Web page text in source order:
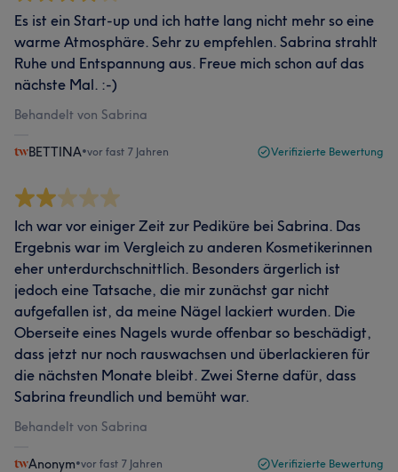
Es ist ein Start-up und ich hatte lang nicht mehr so eine
warme Atmosphäre. Sehr zu empfehlen. Sabrina strahlt
Ruhe und Entspannung aus. Freue mich schon auf das
nächste Mal. :-)
Behandelt von Sabrina
BETTINA•vor fast 7 Jahren Verifizierte Bewertung
Ich war vor einiger Zeit zur Pediküre bei Sabrina. Das
Ergebnis war im Vergleich zu anderen Kosmetikerinnen
eher unterdurchschnittlich. Besonders ärgerlich ist
jedoch eine Tatsache, die mir zunächst gar nicht
aufgefallen ist, da meine Nägel lackiert wurden. Die
Oberseite eines Nagels wurde offenbar so beschädigt,
dass jetzt nur noch rauswachsen und überlackieren für
die nächsten Monate bleibt. Zwei Sterne dafür, dass
Sabrina freundlich und bemüht war.
Behandelt von Sabrina
Anonym•vor fast 7 Jahren Verifizierte Bewertung